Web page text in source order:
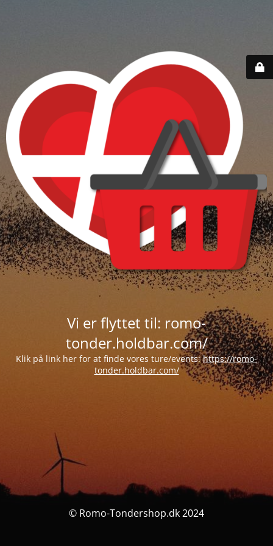
Vi er flyttet til: romo-
tonder.holdbar.com/
Klik på link her for at finde vores ture/events:https://romo-
tonder.holdbar.com/
© Romo-Tondershop.dk 2024